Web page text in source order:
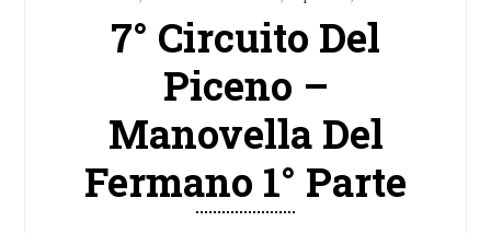
7° Circuito Del
Piceno –
Manovella Del
Fermano 1° Parte